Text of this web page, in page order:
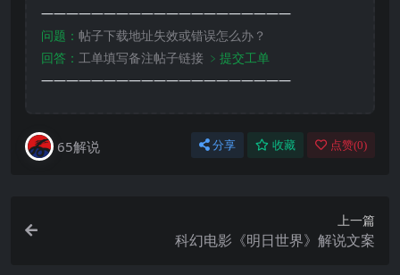
————————————————————
问题： 帖子下载地址失效或错误怎么办？
回答： 工单填写备注帖子链接 ﹥提交工单
————————————————————
65解说 分享 收藏 点赞(0)
上一篇
科幻电影《明日世界》解说文案